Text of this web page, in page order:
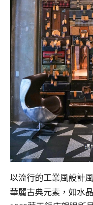
以流行的工業風設計
華麗古典元素，如水